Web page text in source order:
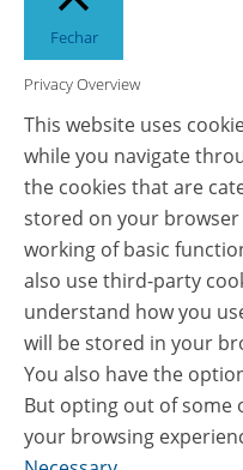
Fechar
Privacy Overview
This website uses
while you navigate
the cookies that are
stored on your
working of basic
also use third-party
understand how you
will be stored in your
You also have the
But opting out of some
your browsing